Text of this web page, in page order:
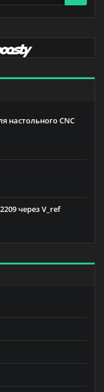
настольного CNC
через V_ref